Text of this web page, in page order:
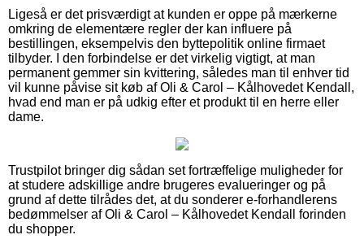
Ligeså er det prisværdigt at kunden er oppe på mærkerne
omkring de elementære regler der kan influere på
bestillingen, eksempelvis den byttepolitik online firmaet
tilbyder. I den forbindelse er det virkelig vigtigt, at man
permanent gemmer sin kvittering, således man til enhver tid
vil kunne påvise sit køb af Oli & Carol – Kålhovedet Kendall,
hvad end man er på udkig efter et produkt til en herre eller
dame.
Trustpilot bringer dig sådan set fortræffelige muligheder for
at studere adskillige andre brugeres evalueringer og på
grund af dette tilrådes det, at du sonderer e-forhandlerens
bedømmelser af Oli & Carol – Kålhovedet Kendall forinden
du shopper.